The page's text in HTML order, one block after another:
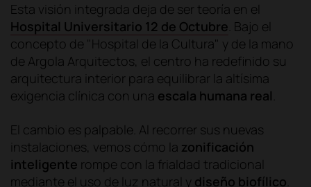
Esta visión integrada deja de ser teoría en el
Hospital Universitario 12 de Octubre. Bajo el
concepto de "Hospital de la Cultura" y de la mano
de Argola Arquitectos, el centro ha redefinido su
arquitectura interior para equilibrar la altísima
exigencia clínica con una escala humana real.
El cambio es palpable. Al recorrer sus nuevas
instalaciones, vemos cómo la zonificación
inteligente rompe con la frialdad tradicional
mediante el uso de luz natural y diseño biofílico.